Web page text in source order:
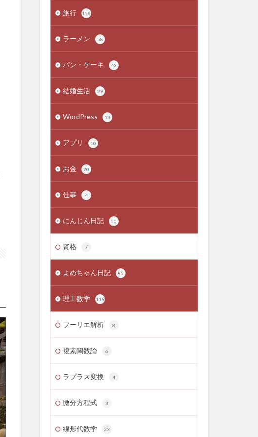
旅行 156
ラーメン 58
パン・ケーキ 43
結婚生活 29
WordPress 13
アプリ 10
お金 20
仕事 4
にんじん日記 50
資格 7
よめちゃん日記 85
理工数学 119
フーリエ解析 8
複素関数論 6
ラプラス変換 4
微分方程式 3
線形代数学 23